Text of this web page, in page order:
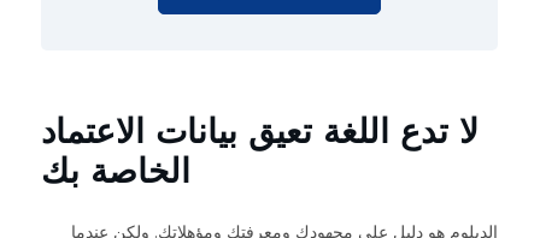
لا تدع اللغة تعيق بيانات الاعتماد
الخاصة بك
الدبلوم هو دليل على مجهودك ومعرفتك ومؤهلاتك. ولكن عندما